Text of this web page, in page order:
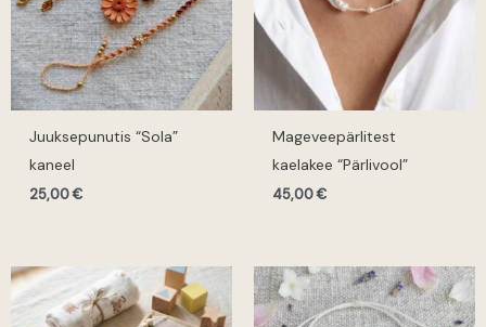
Juuksepunutis “Sola”
kaneel
25,00€
Mageveepärlitest
kaelakee “Pärlivool”
45,00€